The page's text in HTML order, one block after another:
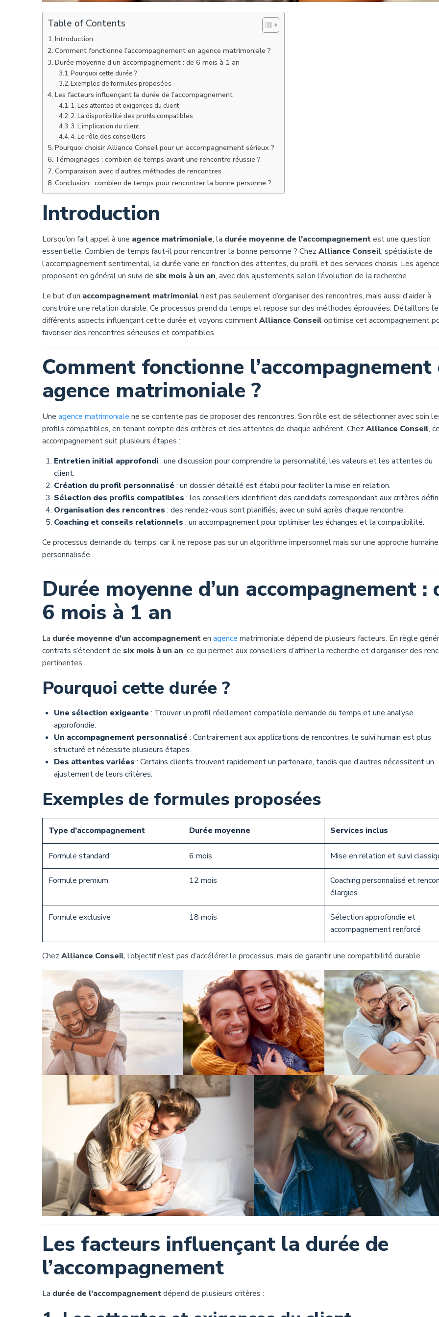
Table of Contents
Introduction
Comment fonctionne l’accompagnement en agence matrimoniale ?
Durée moyenne d’un accompagnement : de 6 mois à 1 an
Pourquoi cette durée ?
Exemples de formules proposées
Les facteurs influençant la durée de l’accompagnement
1. Les attentes et exigences du client
2. La disponibilité des profils compatibles
3. L’implication du client
4. Le rôle des conseillers
Pourquoi choisir Alliance Conseil pour un accompagnement sérieux ?
Témoignages : combien de temps avant une rencontre réussie ?
Comparaison avec d’autres méthodes de rencontres
Conclusion : combien de temps pour rencontrer la bonne personne ?
Introduction
Lorsqu’on fait appel à une agence matrimoniale, la durée moyenne de l’accompagnementest une question
essentielle. Combien de temps faut-il pour rencontrer la bonne personne ? Chez Alliance Conseil, spécialiste de
l’accompagnement sentimental, la durée varie en fonction des attentes, du profil et des services choisis. Les
proposent en général un suivi de six mois à un an, avec des ajustements selon l’évolution de la recherche.
Le but d’un accompagnement matrimonial n’est pas seulement d’organiser des rencontres, mais aussi d’aider à
construire une relation durable. Ce processus prend du temps et repose sur des méthodes éprouvées. Détaillons
différents aspects influençant cette durée et voyons commentAlliance Conseil optimise cet accompagnement
favoriser des rencontres sérieuses et compatibles.
Comment fonctionne l’accompagnement
agence matrimoniale ?
Une agence matrimoniale ne se contente pas de proposer des rencontres. Son rôle est de sélectionner avec soin
profils compatibles, en tenant compte des critères et des attentes de chaque adhérent. Chez Alliance Conseil,
accompagnement suit plusieurs étapes :
Entretien initial approfondi: une discussion pour comprendre la personnalité, les valeurs et les attentes du
client.
Création du profil personnalisé : un dossier détaillé est établi pour faciliter la mise en relation.
Sélection des profils compatibles : les conseillers identifient des candidats correspondant aux critères
Organisation des rencontres : des rendez-vous sont planifiés, avec un suivi après chaque rencontre.
Coaching et conseils relationnels : un accompagnement pour optimiser les échanges et la compatibilité.
Ce processus demande du temps, car il ne repose pas sur un algorithme impersonnel mais sur une approche
personnalisée.
Durée moyenne d’un accompagnement :
6 mois à 1 an
La durée moyenne d’un accompagnementen agence matrimoniale dépend de plusieurs facteurs. En règle
contrats s’étendent de six mois à un an, ce qui permet aux conseillers d’affiner la recherche et d’organiser des
pertinentes.
Pourquoi cette durée ?
Une sélection exigeante : Trouver un profil réellement compatible demande du temps et une analyse
approfondie.
Un accompagnement personnalisé : Contrairement aux applications de rencontres, le suivi humain est plus
structuré et nécessite plusieurs étapes.
Des attentes variées : Certains clients trouvent rapidement un partenaire, tandis que d’autres nécessitent un
ajustement de leurs critères.
Exemples de formules proposées
Type d’accompagnement Durée moyenne Services inclus
Formule standard 6 mois Mise en relation et suivi
Formule premium 12 mois
Coaching personnalisé et
élargies
Formule exclusive 18 mois
Sélection approfondie et
accompagnement renforcé
Chez Alliance Conseil, l’objectif n’est pas d’accélérer le processus, mais de garantir une compatibilité durable.
Les facteurs influençant la durée de
l’accompagnement
La durée de l’accompagnementdépend de plusieurs critères :